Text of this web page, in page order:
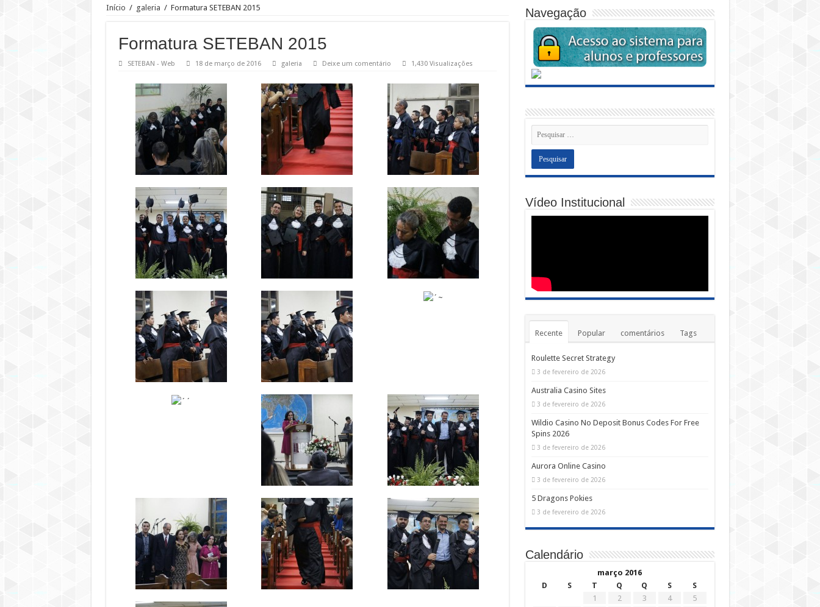
Início / galeria / Formatura SETEBAN 2015
Formatura SETEBAN 2015
SETEBAN - Web 18 de março de 2016 galeria Deixe um comentário 1,430 Visualizações
Navegação
Vídeo Institucional
Recente Popular comentários Tags
Roulette Secret Strategy
3 de fevereiro de 2026
Australia Casino Sites
3 de fevereiro de 2026
Wildio Casino No Deposit Bonus Codes For Free
Spins 2026
3 de fevereiro de 2026
Aurora Online Casino
3 de fevereiro de 2026
5 Dragons Pokies
3 de fevereiro de 2026
Calendário
março 2016
D
S T Q Q S S
1 2 3 4
5